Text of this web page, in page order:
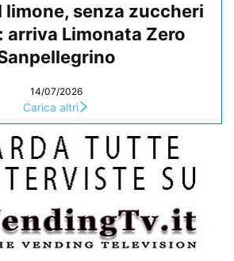
limone, senza zuccheri
arriva Limonata Zero
14/07/2026
Carica altri